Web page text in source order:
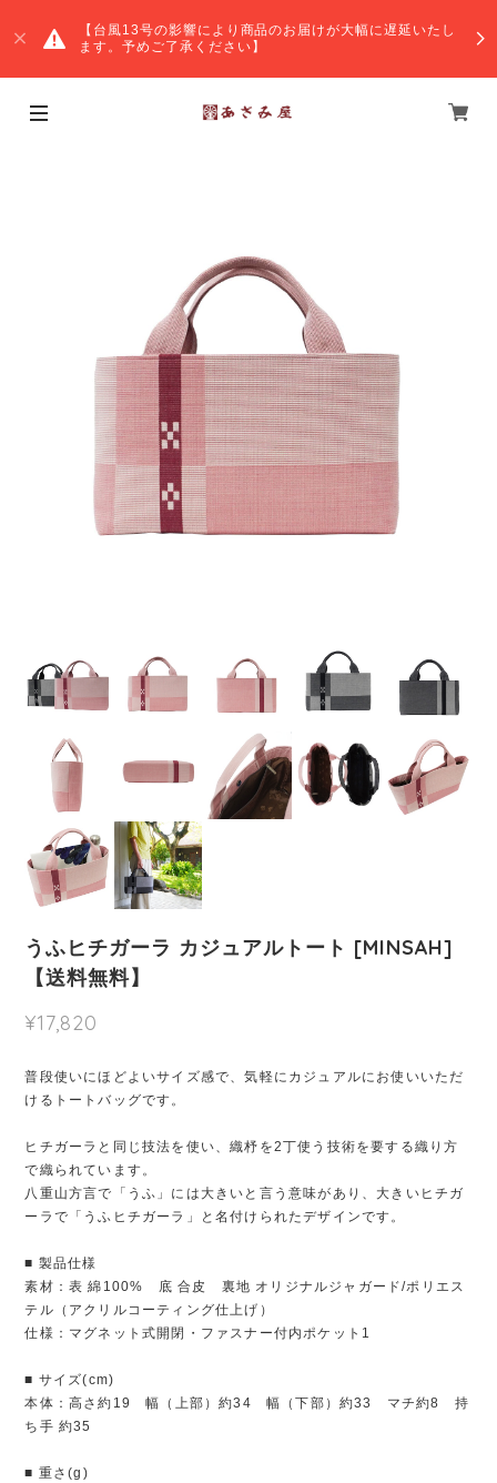
【台風13号の影響により商品のお届けが大幅に遅延いたし
ます。予めご了承ください】
うふヒチガーラ カジュアルトート [MINSAH]
【送料無料】
¥17,820
普段使いにほどよいサイズ感で、気軽にカジュアルにお使いいただ
けるトートバッグです。
ヒチガーラと同じ技法を使い、織杼を2丁使う技術を要する織り方
で織られています。
八重山方言で「うふ」には大きいと言う意味があり、大きいヒチガ
ーラで「うふヒチガーラ」と名付けられたデザインです。
■ 製品仕様
素材：表 綿100% 底 合皮 裏地 オリジナルジャガード/ポリエス
テル（アクリルコーティング仕上げ）
仕様：マグネット式開閉・ファスナー付内ポケット1
■ サイズ(cm)
本体：高さ約19 幅（上部）約34 幅（下部）約33 マチ約8 持
ち手 約35
■ 重さ(g)